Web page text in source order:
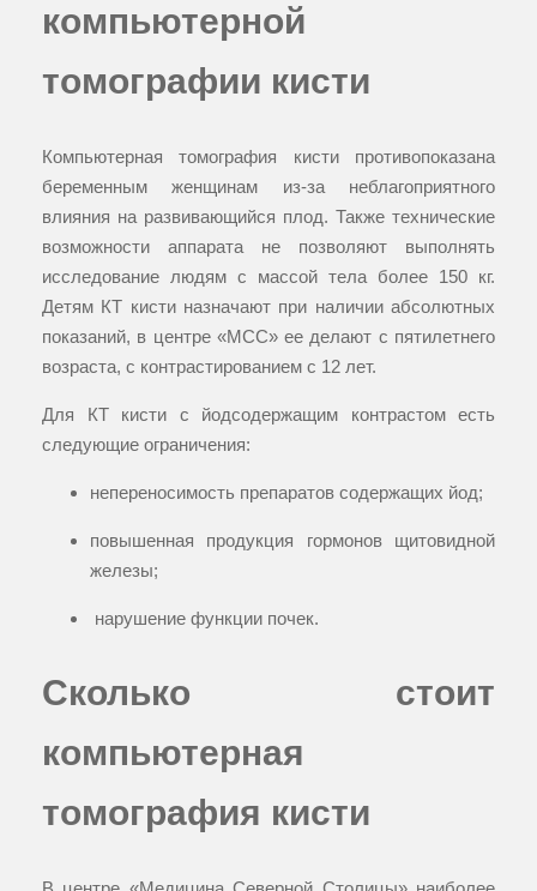
компьютерной
томографии кисти
Компьютерная томография кисти противопоказана
беременным женщинам из-за неблагоприятного
влияния на развивающийся плод. Также технические
возможности аппарата не позволяют выполнять
исследование людям с массой тела более 150 кг.
Детям КТ кисти назначают при наличии абсолютных
показаний, в центре «МСС» ее делают с пятилетнего
возраста, с контрастированием с 12 лет.
Для КТ кисти с йодсодержащим контрастом есть
следующие ограничения:
непереносимость препаратов содержащих йод;
повышенная продукция гормонов щитовидной
железы;
нарушение функции почек.
Сколько стоит
компьютерная
томография кисти